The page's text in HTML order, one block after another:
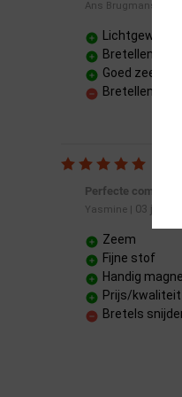
Ans Brugmans
Lichtgewicht
Bretellen
Goed
Bretellen
Perfecte
Yasmine| 03 juli
Zeem
Fijne stof
Handig
Prijs/kwaliteit
Bretels